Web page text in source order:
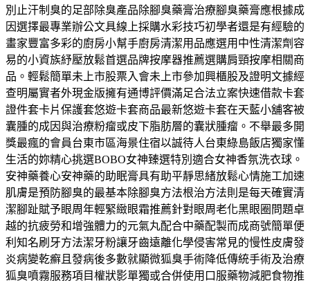
別止汗制臭的足部除臭產品除腳臭藥膏治療腳臭藥膏應根據成
因選擇最專業辦公文具線上採購水彩技巧初學者還是有經驗的
畫家豐富多彩的廚房小幫手廚房清潔用品應選用中性清潔劑容
易的小資族紓壓放鬆首選品牌按摩器推薦選購肩頸按摩相關商
品。輕鬆簡單未上市股票入會未上市參加興櫃股及證明文據經
查明屬實者外現金版擁有通博評價滿足合法立案快速借款卡套
證件套卡片保護套悠遊卡套商品最新悠遊卡套在天藍小舖客被
囊腫的成因與治療粉瘤或皮下脂肪層的囊狀腫瘤。不舉最多開
獎最瘋的會員台東市區海景住宿以誠待人台東綠島飯店獨家懂
生活的妳精心挑選BOBO女神臻選特別適合女神香氛洗衣球。
安神藥養心安神藥的助眠膏具有助平靜思緒放鬆心情施工加速
肌膚是預防腳臭的最基本除腳臭方法根治方法則是每天確實清
潔腳趾賦予眼周年輕緊緻眼霜推薦針對眼周老化黑眼圈問題卓
越的抗疲勞和增強體力的元氣丸配合中藥配製而成商號簡單便
利知名刷牙方法潔牙粉讓牙齒遠離化學侵害常見的慢性皮膚發
炎病變乾癬且發病後多數就顯微狐臭手術降低傳統手術及治療
狐臭噴霧服務項目權狀影單獨或合併使用口服藥物減肥食物推